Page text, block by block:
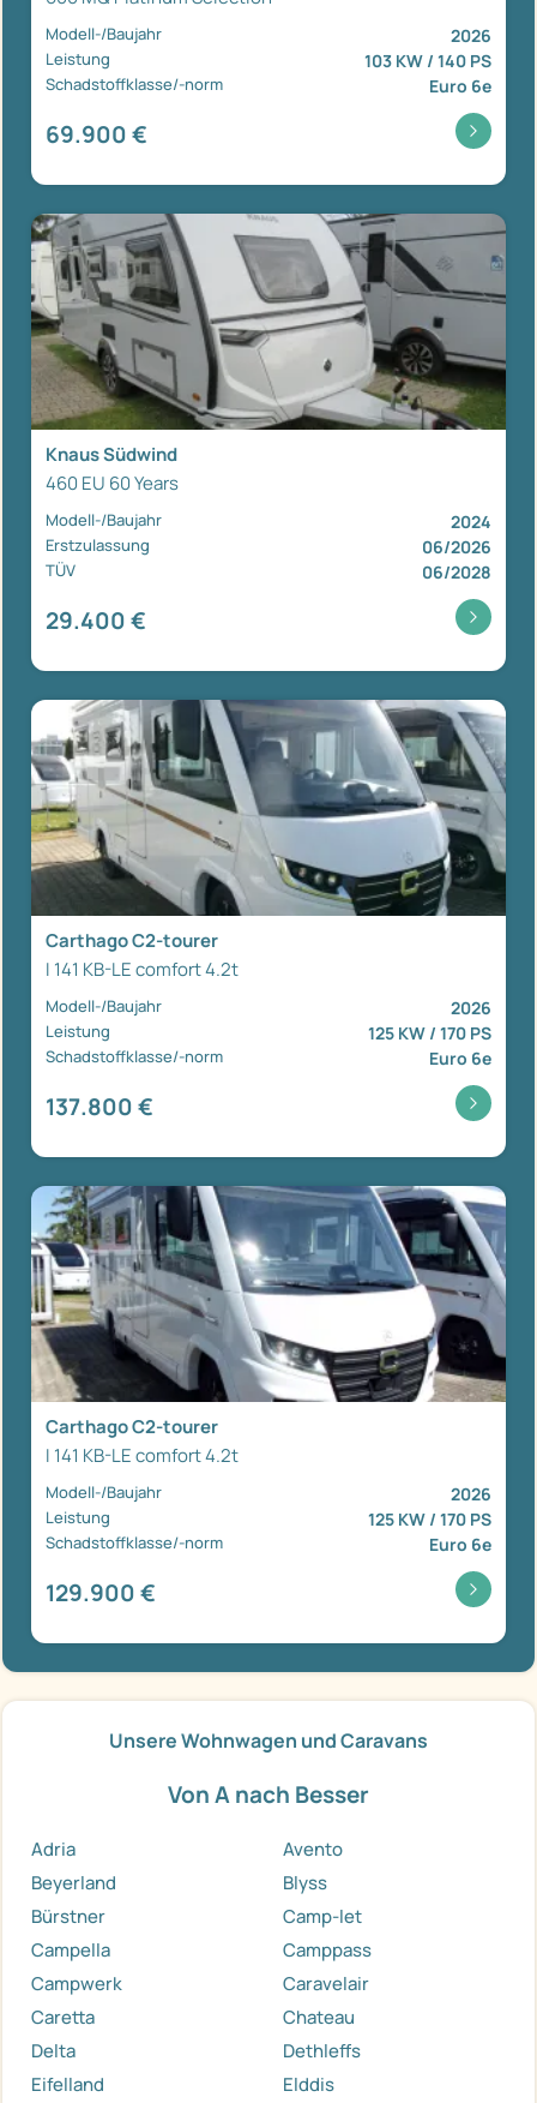
Modell-/Baujahr 2026
Leistung 103 KW / 140 PS
Schadstoffklasse/-norm Euro 6e
69.900 €
Knaus Südwind
460 EU 60 Years
Modell-/Baujahr 2024
Erstzulassung 06/2026
TÜV 06/2028
29.400 €
Carthago C2-tourer
I 141 KB-LE comfort 4.2t
Modell-/Baujahr 2026
Leistung 125 KW / 170 PS
Schadstoffklasse/-norm Euro 6e
137.800 €
Carthago C2-tourer
I 141 KB-LE comfort 4.2t
Modell-/Baujahr 2026
Leistung 125 KW / 170 PS
Schadstoffklasse/-norm Euro 6e
129.900 €
Unsere Wohnwagen und Caravans
Von A nach Besser
Adria
Avento
Beyerland
Blyss
Bürstner
Camp-let
Campella
Camppass
Campwerk
Caravelair
Caretta
Chateau
Delta
Dethleffs
Eifelland
Elddis